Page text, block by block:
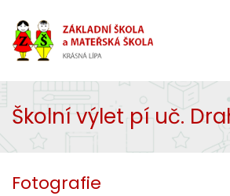
Školní výlet pí uč.
Fotografie